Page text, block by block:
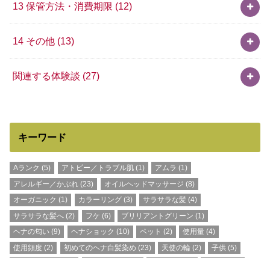
13 保管方法・消費期限 (12)
14 その他 (13)
関連する体験談 (27)
キーワード
Aランク (5) アトピー／トラブル肌(1) アムラ (1)
アレルギー／かぶれ (23) オイルヘッドマッサージ (8)
オーガニック (1) カラーリング(3) サラサラな髪(4)
サラサラな髪へ (2) フケ (6) ブリリアントグリーン (1)
ヘナの匂い (9) ヘナショック (10) ペット (2) 使用量 (4)
使用頻度 (2) 初めてのヘナ白髪染め (23) 天使の輪 (2) 子供 (5)